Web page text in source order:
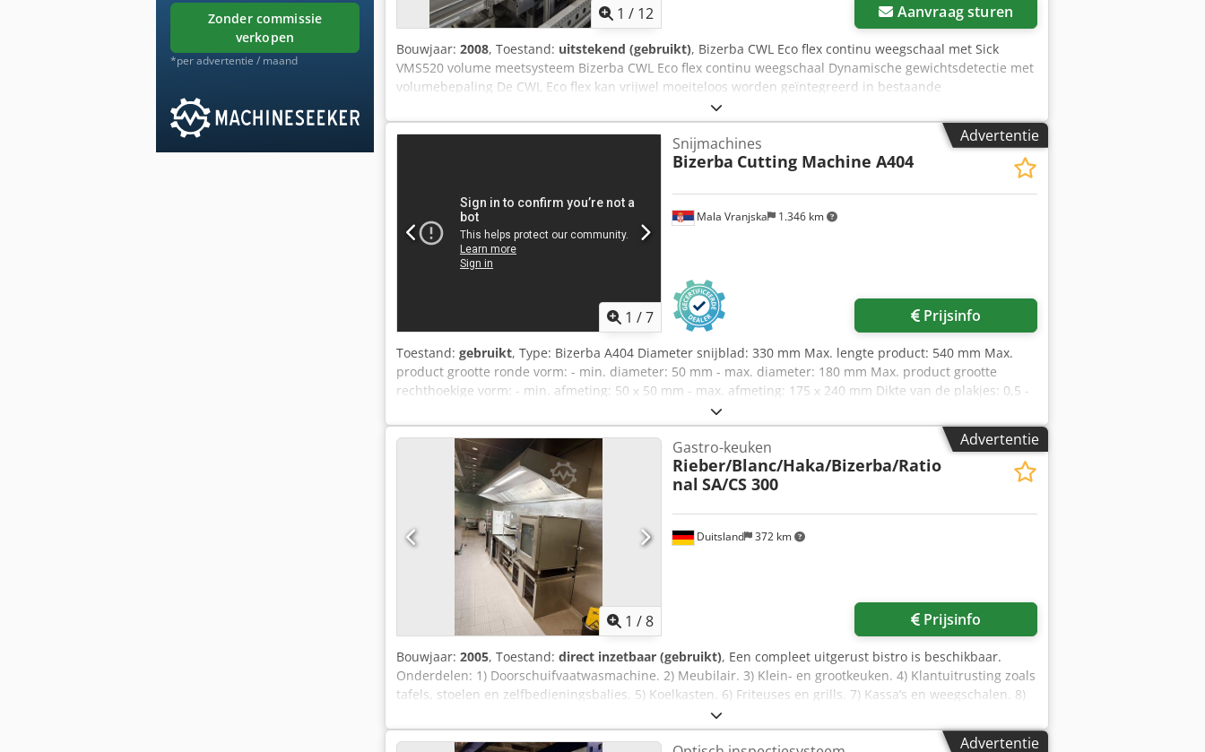
zonder commissie
verkopen
*per advertentie / maand
1 / 12 Aanvraag sturen
Bouwjaar: 2008, Toestand: uitstekend (gebruikt), Bizerba CWL Eco flex continu weegschaal met Sick
VMS520 volume meetsysteem Bizerba CWL Eco flex continu weegschaal Dynamische gewichtsdetectie met
volumebepaling De CWL Eco flex kan vrijwel moeiteloos worden geïntegreerd in bestaande
pakketverzend-, sorteer- en invoerlijnen. Bizerba WM-CWL flex continu weegschaal Model: CWL Eco in
beweging DE-09-MI006-PTB018 Max 60 kg Min 0,4 kg 230 V Sick VMS520 volumemeetsysteem Djdpfxemgax
Uo Aliock Speciale kenmerken - Contactloze, actieve meetmethode - Meet lengte, breedte en hoogte van
kubusvormige objecten - Meet de lengte, breedte en hoogte van objecten met vrijwel elke vorm - Werkt
met een breed scala aan oppervlaktestructuren en op diverse vlakke transportbandsystemen - Flexibele
systeemconfiguraties - Berekening van de kleine omhullende kubus (doosvolume) - Berekening van het
werkelijke volume Componenten van het apparaat Sick VMD520-2000 Volumemeettoestel Sick CLV 490
Stationaire barcodescanner Jaar van fabricage: 2008 Financiering via onze bank is ook mogelijk. komplett-
konzept.leasingo.de Verdere artikelen - nieuw en gebruikt - vindt u in onze shop! Internationale
verzendkosten op aanvraag!
Advertentie
1 /7
Mala Vranjska 1.346 km
Snijmachines
Bizerba Cutting Machine A404
Prijsinfo
Toestand: gebruikt, Type: Bizerba A404 Diameter snijblad: 330 mm Max. lengte product: 540 mm Max.
product grootte ronde vorm: - min. diameter: 50 mm - max. diameter: 180 mm Max. product grootte
rechthoekige vorm: - min. afmeting: 50 х 50 mm - max. afmeting: 175 х 240 mm Dikte van de plakjes: 0,5 -
12 мм traploos instelbaar Spanning: 400 V, 50 Hz Dcodpsgf Sz Nefx Aliek Levertijd: 1 werkdag na betaling
Advertentie
1 /8
Duitsland 372 km
Gastro-keuken
Rieber/Blanc/Haka/Bizerba/Ratio
nal SA/CS 300
Prijsinfo
Bouwjaar: 2005, Toestand: direct inzetbaar (gebruikt), Een compleet uitgerust bistro is beschikbaar.
Onderdelen: 1) Doorschuifvaatwasmachine. 2) Meubilair. 3) Klein- en grootkeuken. 4) Klantuitrusting zoals
tafels, stoelen en zelfbedieningsbalies. 5) Koelkasten. 6) Friteuses en grills. 7) Kassa’s en weegschalen. 8)
Servies, borden etc. 9) Afzuig- en filtertechniek. Documentatie aanwezig. Bezichtigen ter plaatse is
mogelijk. Djdpfx Aloxc Nhmsiock
Advertentie